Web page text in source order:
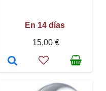
En 14 días
15,00 €